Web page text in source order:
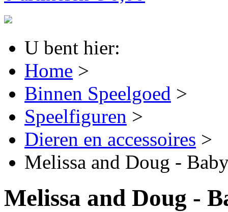
U bent hier:
Home >
Binnen Speelgoed >
Speelfiguren >
Dieren en accessoires >
Melissa and Doug -
Melissa and Doug -